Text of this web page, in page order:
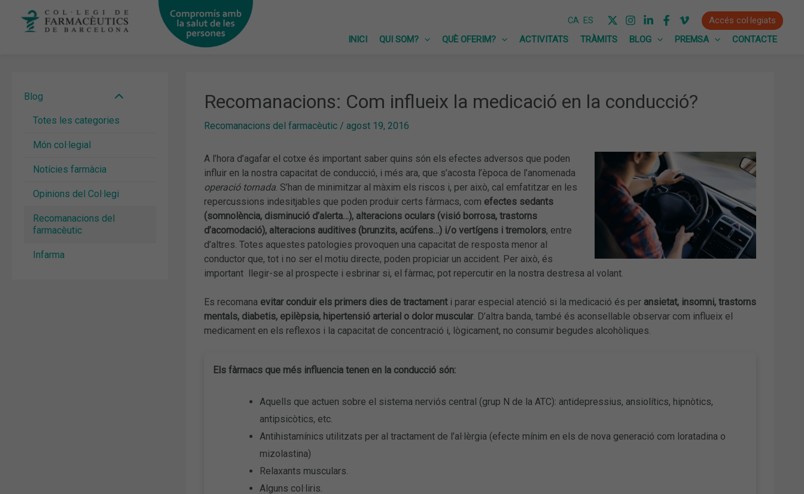
CA ES
Accés col·legiats
INICI
QUI SOM? QUÈ OFERIM? ACTIVITATS TRÀMITS BLOG PREMSA CONTACTE
Blog
Totes les categories
Món col·legial
Notícies farmàcia
Opinions del Col·legi
Recomanacions del
farmacèutic
Infarma
Recomanacions: Com influeix la medicació en la conducció?
Recomanacions del farmacèutic/ agost 19, 2016
A l’hora d’agafar el cotxe és important saber quins són els efectes adversos que poden
influir en la nostra capacitat de conducció, i més ara, que s’acosta l’època de l’anomenada
operació tornada. S’han de minimitzar al màxim els riscos i, per això, cal emfatitzar en les
repercussions indesitjables que poden produir certs fàrmacs, com efectes sedants
(somnolència, disminució d’alerta…), alteracions oculars (visió borrosa, trastorns
d’acomodació), alteracions auditives (brunzits, acúfens…) i/o vertígens i tremolors, entre
d’altres. Totes aquestes patologies provoquen una capacitat de resposta menor al
conductor que, tot i no ser el motiu directe, poden propiciar un accident. Per això, és
important llegir-se al prospecte i esbrinar si, el fàrmac, pot repercutir en la nostra destresa al volant.
Es recomana evitar conduir els primers dies de tractamenti parar especial atenció si la medicació és per ansietat, insomni, trastorns
mentals, diabetis, epilèpsia, hipertensió arterial o dolor muscular. D’altra banda, també és aconsellable observar com influeix el
medicament en els reflexos i la capacitat de concentració i, lògicament, no consumir begudes alcohòliques.
Els fàrmacs que més influencia tenen en la conducció són:
Aquells que actuen sobre el sistema nerviós central (grup N de la ATC): antidepressius, ansiolítics, hipnòtics,
antipsicòtics, etc.
Antihistamínics utilitzats per al tractament de l’al·lèrgia (efecte mínim en els de nova generació com loratadina o
mizolastina)
Relaxants musculars.
Alguns col·liris.